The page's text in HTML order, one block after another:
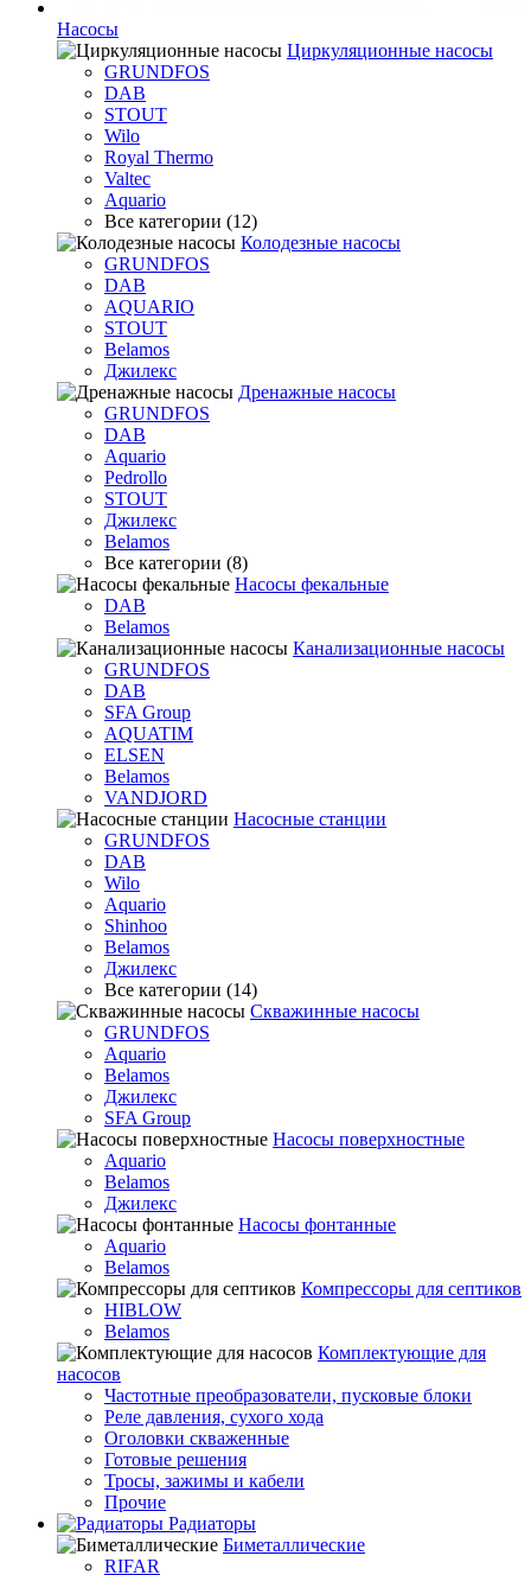
Насосы
Циркуляционные насосы
GRUNDFOS
DAB
STOUT
Wilo
Royal Thermo
Valtec
Aquario
Все категории (12)
Колодезные насосы
GRUNDFOS
DAB
AQUARIO
STOUT
Belamos
Джилекс
Дренажные насосы
GRUNDFOS
DAB
Aquario
Pedrollo
STOUT
Джилекс
Belamos
Все категории (8)
Насосы фекальные
DAB
Belamos
Канализационные насосы
GRUNDFOS
DAB
SFA Group
AQUATIM
ELSEN
Belamos
VANDJORD
Насосные станции
GRUNDFOS
DAB
Wilo
Aquario
Shinhoo
Belamos
Джилекс
Все категории (14)
Скважинные насосы
GRUNDFOS
Aquario
Belamos
Джилекс
SFA Group
Насосы поверхностные
Aquario
Belamos
Джилекс
Насосы фонтанные
Aquario
Belamos
Компрессоры для септиков
HIBLOW
Belamos
Комплектующие для
насосов
Частотные преобразователи, пусковые блоки
Реле давления, сухого хода
Оголовки скваженные
Готовые решения
Тросы, зажимы и кабели
Прочие
Радиаторы
Биметаллические
RIFAR